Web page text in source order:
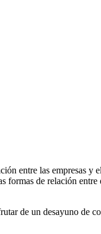
entre las empresas y
formas de relación
de un desayuno de